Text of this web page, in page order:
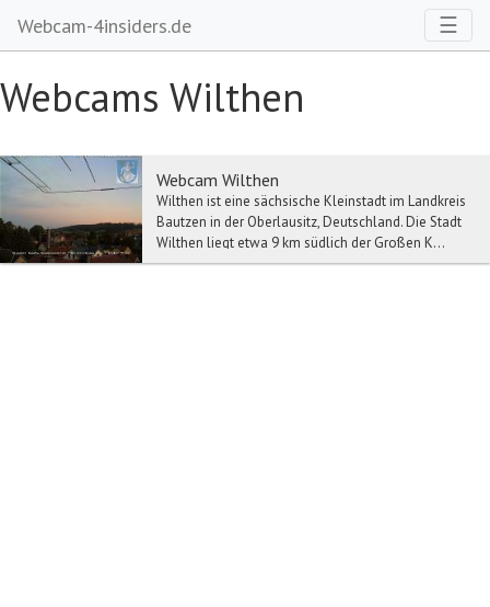
Webcam-4insiders.de ☰
Webcams Wilthen
Webcam Wilthen
Wilthen ist eine sächsische Kleinstadt im Landkreis
Bautzen in der Oberlausitz, Deutschland. Die Stadt
Wilthen liegt etwa 9 km südlich der Großen K...